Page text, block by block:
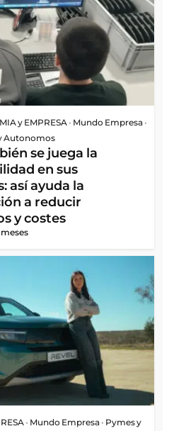
y EMPRESA • Mundo Empresa •
Autonomos
se juega la
en sus
así ayuda la
a reducir
y costes
• Mundo Empresa • Pymes y